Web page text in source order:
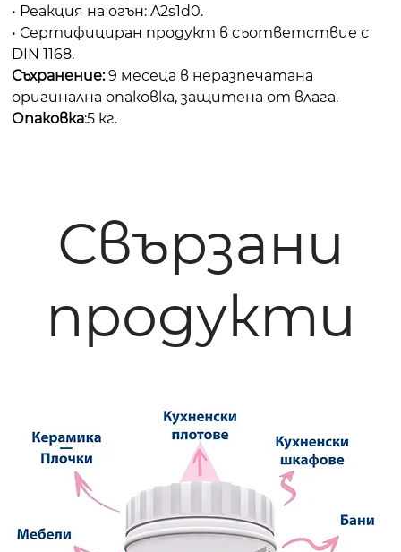
• Реакция на огън: A2s1d0.
• Сертифициран продукт в съответствие с
DIN 1168.
Съхранение:9 месеца в неразпечатана
оригинална опаковка, защитена от влага.
Опаковка:5 кг.
Свързани
продукти